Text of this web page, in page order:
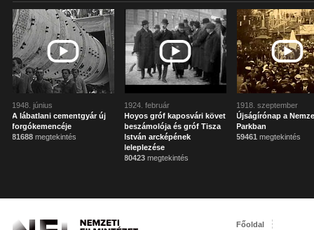
1948. június
A lábatlani cementgyár új
forgókemencéje
81688 megtekintés
1924. február
Hoyos gróf kaposvári követ
beszámolója és gróf Tisza
István arcképének
leleplezése
80423 megtekintés
1918. szeptember
Újságírónap a
Parkban
59461 megtekintés
Főoldal